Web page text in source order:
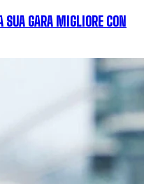
GARA MIGLIORE CON